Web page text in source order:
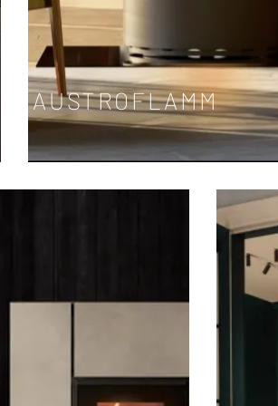
AUSTROFLAMM